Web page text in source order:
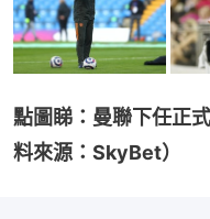
點圖睇：曼聯下任正
料來源：SkyBet）